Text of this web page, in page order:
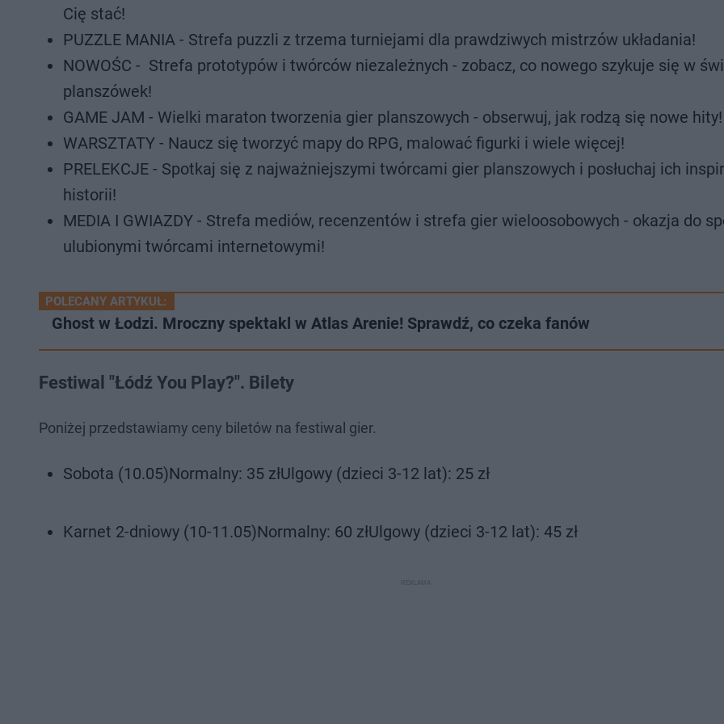
Cię stać!
PUZZLE MANIA - Strefa puzzli z trzema turniejami dla prawdziwych mistrzów układania!
NOWOŚC - Strefa prototypów i twórców niezależnych - zobacz, co nowego szykuje się w
planszówek!
GAME JAM - Wielki maraton tworzenia gier planszowych - obserwuj, jak rodzą się nowe hity!
WARSZTATY - Naucz się tworzyć mapy do RPG, malować figurki i wiele więcej!
PRELEKCJE - Spotkaj się z najważniejszymi twórcami gier planszowych i posłuchaj ich
historii!
MEDIA I GWIAZDY - Strefa mediów, recenzentów i strefa gier wieloosobowych - okazja do
ulubionymi twórcami internetowymi!
POLECANY ARTYKUŁ:
Ghost w Łodzi. Mroczny spektakl w Atlas Arenie! Sprawdź, co czeka fanów
Festiwal "Łódź You Play?". Bilety
Poniżej przedstawiamy ceny biletów na festiwal gier.
Sobota (10.05)Normalny: 35 złUlgowy (dzieci 3-12 lat): 25 zł
Karnet 2-dniowy (10-11.05)Normalny: 60 złUlgowy (dzieci 3-12 lat): 45 zł